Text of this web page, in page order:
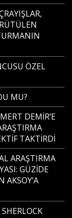
ÖZEL
MU?
DEMİR’E
TAKTİRDİ
ARAŞTIRMA
GÜZİDE